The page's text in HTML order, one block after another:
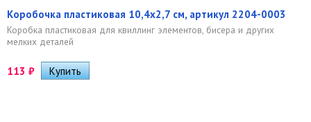
Коробочка пластиковая 10,4х2,7 см, артикул 2204-0003
Коробка пластиковая для квиллинг элементов, бисера и других
мелких деталей
113 ₽